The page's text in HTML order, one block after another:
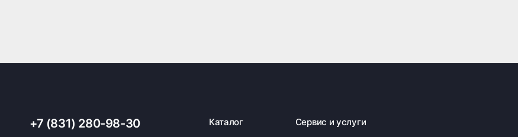
+7 (831) 280-98-30 Каталог Сервис и услуги